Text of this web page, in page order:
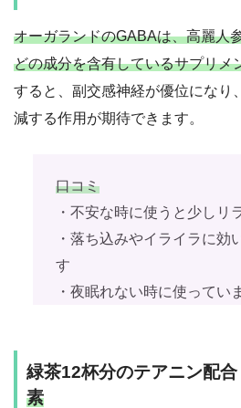
オーガランドのGABAは、高麗人
どの成分を含有しているサプリメ
すると、副交感神経が優位になり
減する作用が期待できます。
口コミ
・不安な時に使うと少しリ
・落ち込みやイライラに効
す
・夜眠れない時に使ってい
緑茶12杯分のテアニン配合
素